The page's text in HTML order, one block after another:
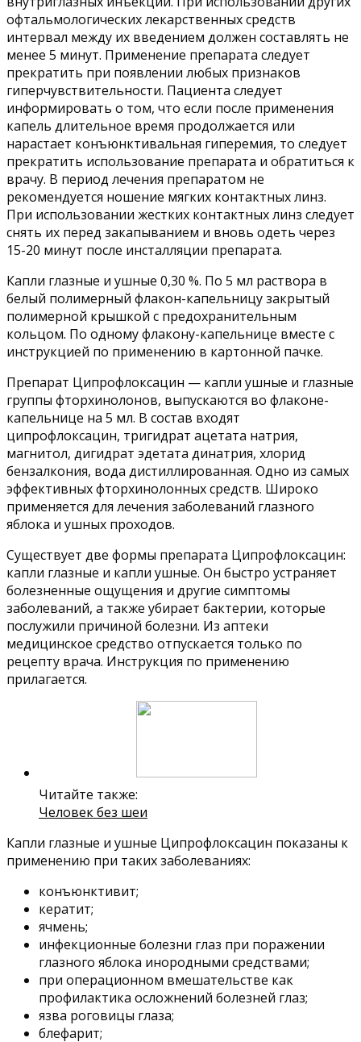
офтальмологических лекарственных средств
интервал между их введением должен составлять не
менее 5 минут. Применение препарата следует
прекратить при появлении любых признаков
гиперчувствительности. Пациента следует
информировать о том, что если после применения
капель длительное время продолжается или
нарастает конъюнктивальная гиперемия, то следует
прекратить использование препарата и обратиться к
врачу. В период лечения препаратом не
рекомендуется ношение мягких контактных линз.
При использовании жестких контактных линз следует
снять их перед закапыванием и вновь одеть через
15-20 минут после инсталляции препарата.
Капли глазные и ушные 0,30 %. По 5 мл раствора в
белый полимерный флакон-капельницу закрытый
полимерной крышкой с предохранительным
кольцом. По одному флакону-капельнице вместе с
инструкцией по применению в картонной пачке.
Препарат Ципрофлоксацин — капли ушные и глазные
группы фторхинолонов, выпускаются во флаконе-
капельнице на 5 мл. В состав входят
ципрофлоксацин, тригидрат ацетата натрия,
магнитол, дигидрат эдетата динатрия, хлорид
бензалкония, вода дистиллированная. Одно из самых
эффективных фторхинолонных средств. Широко
применяется для лечения заболеваний глазного
яблока и ушных проходов.
Существует две формы препарата Ципрофлоксацин:
капли глазные и капли ушные. Он быстро устраняет
болезненные ощущения и другие симптомы
заболеваний, а также убирает бактерии, которые
послужили причиной болезни. Из аптеки
медицинское средство отпускается только по
рецепту врача. Инструкция по применению
прилагается.
Читайте также:
Человек без шеи
Капли глазные и ушные Ципрофлоксацин показаны к
применению при таких заболеваниях:
конъюнктивит;
кератит;
ячмень;
инфекционные болезни глаз при поражении
глазного яблока инородными средствами;
при операционном вмешательстве как
профилактика осложнений болезней глаз;
язва роговицы глаза;
блефарит;